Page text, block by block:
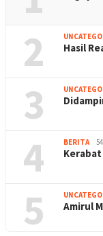
2 Hasil
3
4 BERITA
5 Amirul